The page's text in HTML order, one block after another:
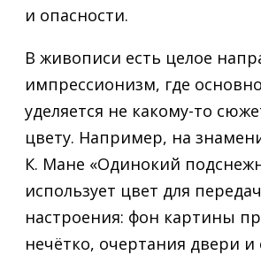
и опасности.
В живописи есть целое
импрессионизм, где
уделяется не какому-то
цвету. Например, на
К. Мане «Одинокий
использует цвет для
настроения: фон картины
нечётко, очертания двери и